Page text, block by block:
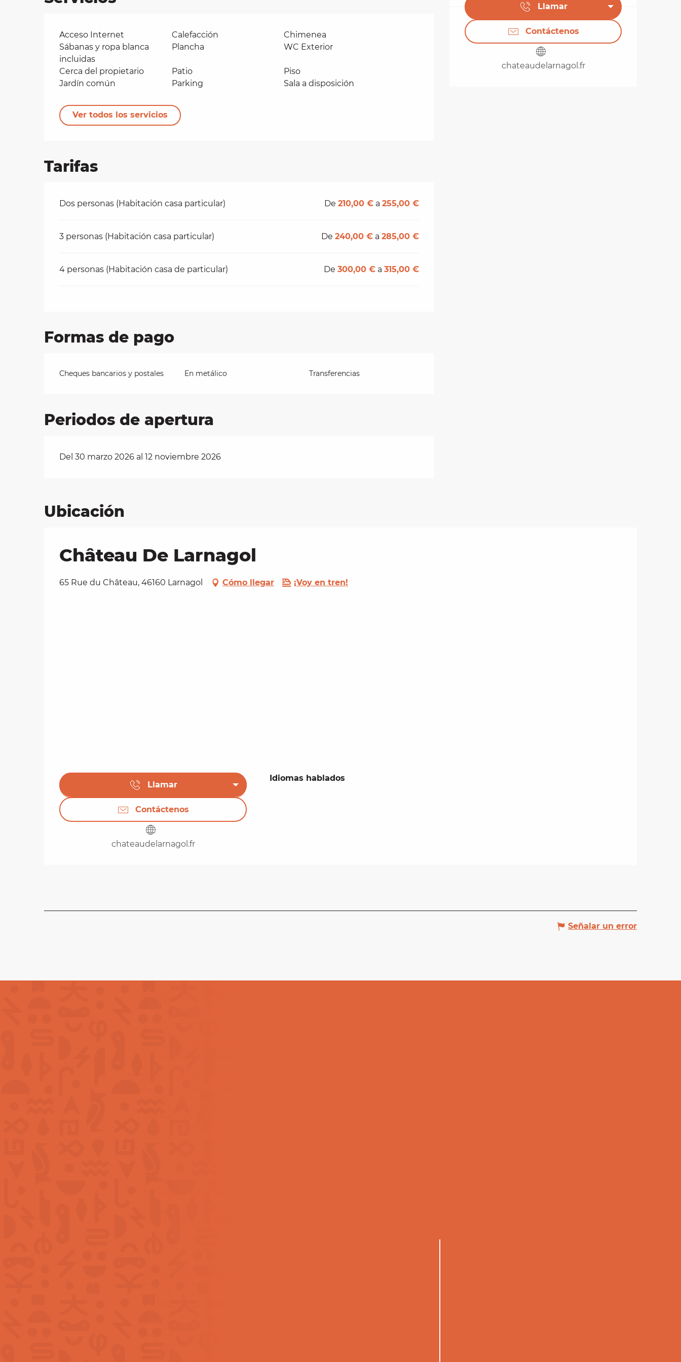
Llamar
Contáctenos
chateaudelarnagol.fr
Acceso Internet Calefacción
Chimenea
Sábanas y ropa blanca
incluidas
Plancha WC Exterior
Cerca del propietario Patio
Piso
Jardín común
Parking Sala a disposición
Ver todos los servicios
Tarifas
Tarifas 2026
Dos personas (Habitación casa particular) De210,00 € a255,00 €
3 personas (Habitación casa particular) De240,00 € a285,00 €
4 personas (Habitación casa de particular) De300,00 € a315,00 €
Formas de pago
Cheques bancarios y postales En metálico Transferencias
Periodos de apertura
Del 30 marzo 2026 al 12 noviembre 2026
Ubicación
Château De Larnagol
65 Rue du Château, 46160 Larnagol Cómo llegar ¡Voy en tren!
Llamar
Contáctenos
chateaudelarnagol.fr
Idiomas hablados
Idiomas hablados
Señalar un error